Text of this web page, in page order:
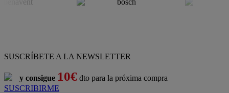
SUSCRÍBETE A LA NEWSLETTER
y consigue 10€ dto para la próxima compra
SUSCRIBIRME